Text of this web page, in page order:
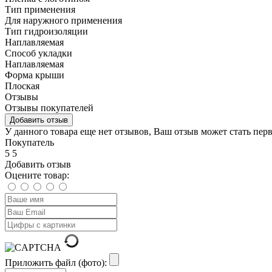
Тип применения
Для наружного применения
Тип гидроизоляции
Наплавляемая
Способ укладки
Наплавляемая
Форма крыши
Плоская
Отзывы
Отзывы покупателей
Добавить отзыв
У данного товара еще нет отзывов, Ваш отзыв может стать
Покупатель
5 5
Добавить отзыв
Оцените товар:
Приложить файл (фото):